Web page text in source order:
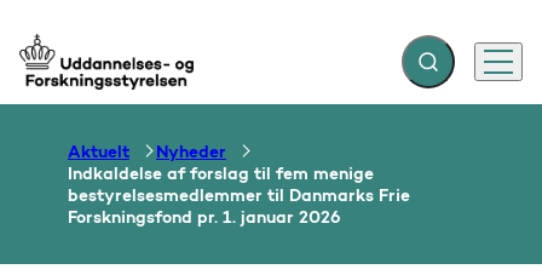
Gå til forsiden Fold søgefelt ud
Menu
Aktuelt
Nyheder
Indkaldelse af forslag til fem menige
bestyrelsesmedlemmer til Danmarks Frie
Forskningsfond pr. 1. januar 2026